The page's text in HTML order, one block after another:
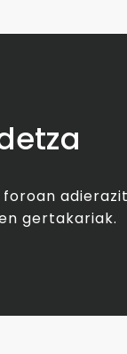
foroan
gertakariak.